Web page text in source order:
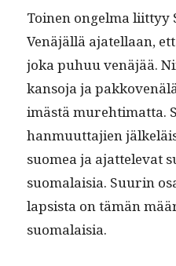
Toinen ongel­ma liit­tyy
Venäjäl­lä ajatel­laan,
joka puhuu venäjää.
kan­so­ja ja
imästä mure­hti­mat­ta.
han­muut­ta­jien
suomea ja ajat­tel­e­vat
suo­ma­laisia. Suurin
lap­sista on tämän
suomalaisia.